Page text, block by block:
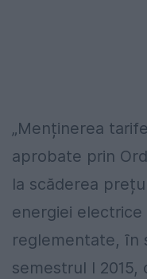
„Menținerea
aprobate prin
la scăderea
energiei
reglementate, ȋn
semestrul I 2015,